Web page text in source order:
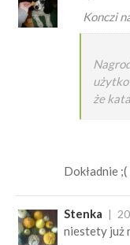
Konczi
że
Dokładnie ;(
Stenka
niestety już